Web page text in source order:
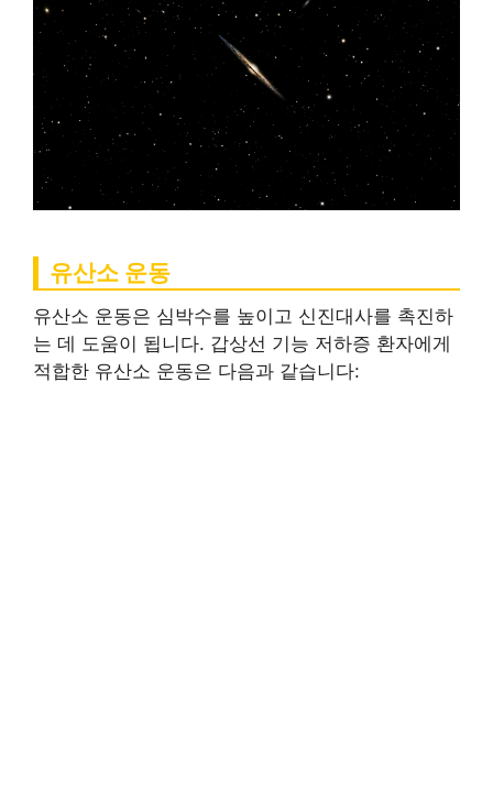
유산소 운동
유산소 운동은 심박수를 높이고 신진대사를 촉진하
는 데 도움이 됩니다. 갑상선 기능 저하증 환자에게
적합한 유산소 운동은 다음과 같습니다: